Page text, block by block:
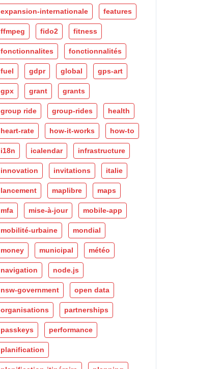
expansion-internationale features
ffmpeg fido2 fitness
fonctionnalites fonctionnalités
fuel gdpr global gps-art
gpx grant grants
group ride group-rides health
heart-rate how-it-works how-to
i18n icalendar infrastructure
innovation invitations italie
lancement maplibre maps
mfa mise-à-jour mobile-app
mobilité-urbaine mondial
money municipal météo
navigation node.js
nsw-government open data
organisations partnerships
passkeys performance
planification